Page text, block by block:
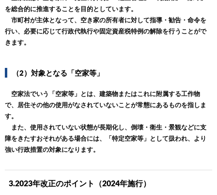
を総合的に推進することを目的としています。
市町村が主体となって、空き家の所有者に対して指導・勧告・命令を
行い、必要に応じて行政代執行や固定資産税特例の解除を行うことがで
きます。
（2）対象となる「空家等」
空家法でいう「空家等」とは、建築物またはこれに附属する工作物
で、居住その他の使用がなされていないことが常態にあるものを指しま
す。
また、使用されていない状態が長期化し、倒壊・衛生・景観などに支
障をきたすおそれがある場合には、「特定空家等」として扱われ、より
強い行政措置の対象になります。
3.2023年改正のポイント（2024年施行）